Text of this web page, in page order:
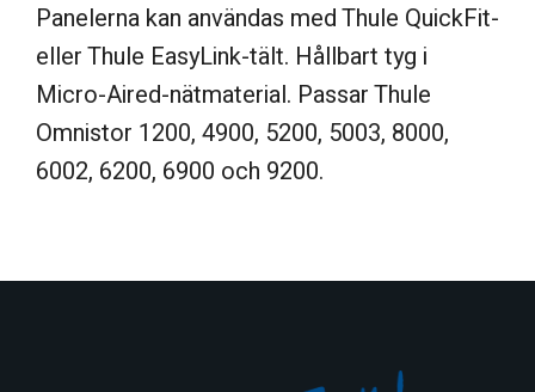
Panelerna kan användas med Thule QuickFit-
eller Thule EasyLink-tält. Hållbart tyg i
Micro-Aired-nätmaterial. Passar Thule
Omnistor 1200, 4900, 5200, 5003, 8000,
6002, 6200, 6900 och 9200.